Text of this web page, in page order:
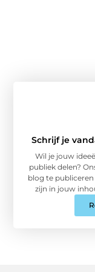
Schrijf je
Wil je jouw
publiek delen?
blog te
zijn in jouw